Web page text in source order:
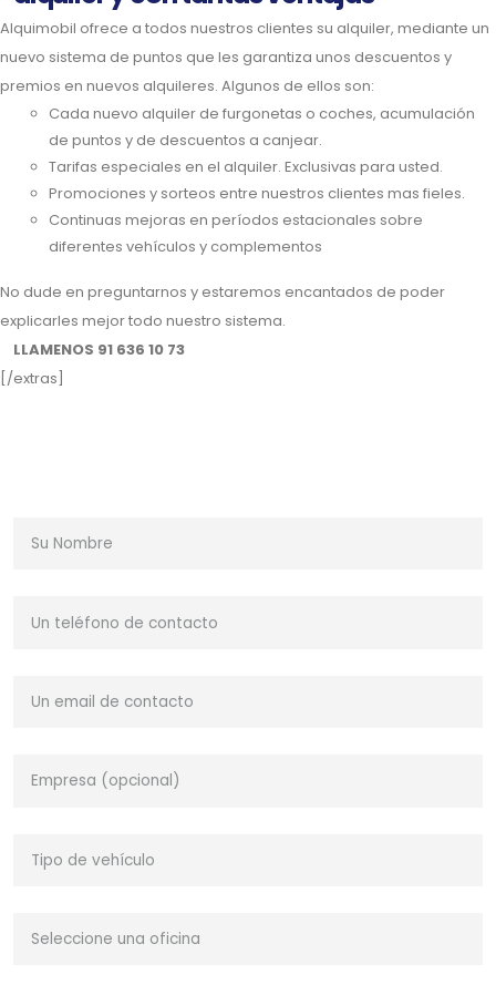
Alquimobil ofrece a todos nuestros clientes su alquiler, mediante un
nuevo sistema de puntos que les garantiza unos descuentos y
premios en nuevos alquileres. Algunos de ellos son:
Cada nuevo alquiler de furgonetas o coches, acumulación
de puntos y de descuentos a canjear.
Tarifas especiales en el alquiler. Exclusivas para usted.
Promociones y sorteos entre nuestros clientes mas fieles.
Continuas mejoras en períodos estacionales sobre
diferentes vehículos y complementos
No dude en preguntarnos y estaremos encantados de poder
explicarles mejor todo nuestro sistema.
LLAMENOS 91 636 10 73
[/extras]